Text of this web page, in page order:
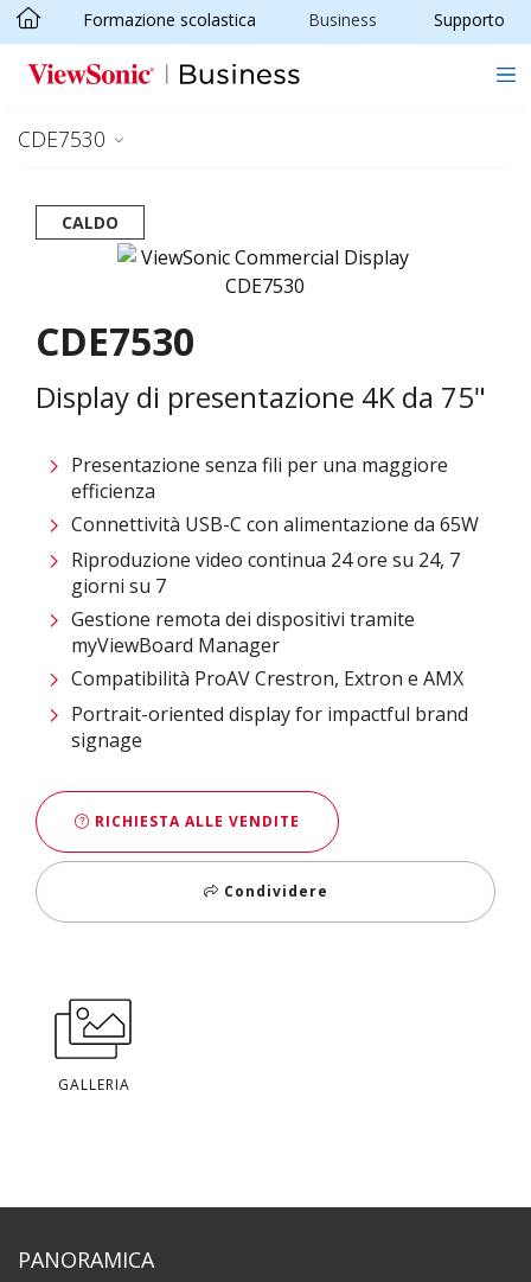
Skip to main content
Formazione scolastica Business Supporto
CDE7530
CALDO
CDE7530
Display di presentazione 4K da 75"
Presentazione senza fili per una maggiore
efficienza​
Connettività USB-C con alimentazione da 65W
Riproduzione video continua 24 ore su 24, 7
giorni su 7
Gestione remota dei dispositivi tramite
myViewBoard Manager​
Compatibilità ProAV Crestron, Extron e AMX
Portrait-oriented display for impactful brand
signage
RICHIESTA ALLE VENDITE
Condividere
GALLERIA
PANORAMICA